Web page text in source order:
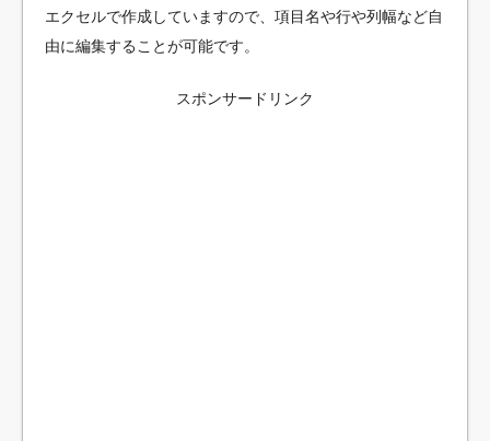
エクセルで作成していますので、項目名や行や列幅など自
由に編集することが可能です。
スポンサードリンク